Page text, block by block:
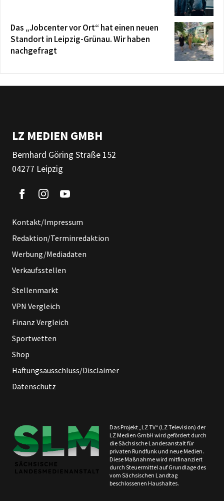
Das „Jobcenter vor Ort“ hat einen neuen
Standort in Leipzig-Grünau. Wir haben
nachgefragt
LZ MEDIEN GMBH
Bernhard Göring Straße 152
04277 Leipzig
Kontakt/Impressum
Redaktion/Terminredaktion
Werbung/Mediadaten
Verkaufsstellen
Stellenmarkt
VPN Vergleich
Finanz Vergleich
Sportwetten
Shop
Haftungsausschluss/Disclaimer
Datenschutz
Das Projekt „LZ TV“ (LZ Television) der
LZ Medien GmbH wird gefördert durch
die Sächsische Landesanstalt für
privaten Rundfunk und neue Medien.
Diese Maßnahme wird mitfinanziert
durch Steuermittel auf Grundlage des
vom Sächsischen Landtag
beschlossenen Haushaltes.